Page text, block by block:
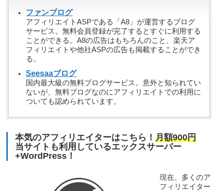
ファンブログ
アフィリエイトASPである「A8」が運営するブログ
サービス。無料会員登録が完了するとすぐに利用する
ことができる。A8の広告はもちろんのこと、楽天ア
フィリエイトや他社ASPの広告も掲載することができ
る。
Seesaaブログ
国内最大級の無料ブログサービス。意外と知られてい
ないが、無料ブログなのにアフィリエイトでの利用に
ついても認められています。
本気のアフィリエイターはこちら！月額900円
当サイトも利用しているエックスサーバー
+WordPress！
現在、多くのア
フィリエイター